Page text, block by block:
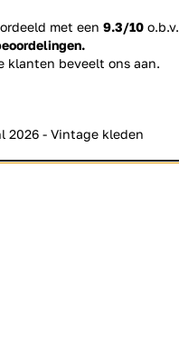
met een 9.3/10o.b.v.
klanten beveelt ons aan.
2026 - Vintage kleden